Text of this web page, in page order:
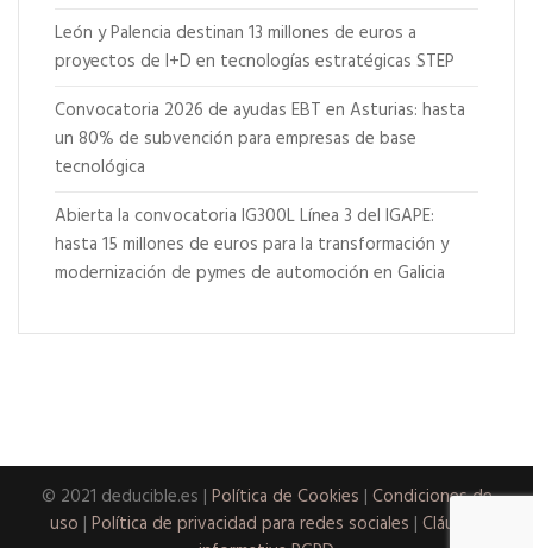
León y Palencia destinan 13 millones de euros a
proyectos de I+D en tecnologías estratégicas STEP
Convocatoria 2026 de ayudas EBT en Asturias: hasta
un 80% de subvención para empresas de base
tecnológica
Abierta la convocatoria IG300L Línea 3 del IGAPE:
hasta 15 millones de euros para la transformación y
modernización de pymes de automoción en Galicia
© 2021 deducible.es | Política de Cookies | Condiciones de
uso | Política de privacidad para redes sociales | Cláusula